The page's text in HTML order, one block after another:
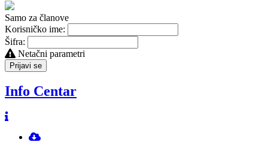
Samo za članove
Korisničko ime:
Šifra:
Netačni parametri
Prijavi se
Info Centar